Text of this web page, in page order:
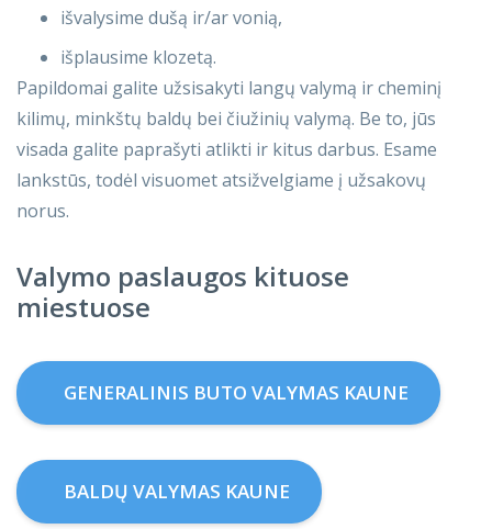
išvalysime dušą ir/ar vonią,
išplausime klozetą.
Papildomai galite užsisakyti langų valymą ir cheminį
kilimų, minkštų baldų bei čiužinių valymą. Be to, jūs
visada galite paprašyti atlikti ir kitus darbus. Esame
lankstūs, todėl visuomet atsižvelgiame į užsakovų
norus.
Valymo paslaugos kituose
miestuose
GENERALINIS BUTO VALYMAS KAUNE
BALDŲ VALYMAS KAUNE